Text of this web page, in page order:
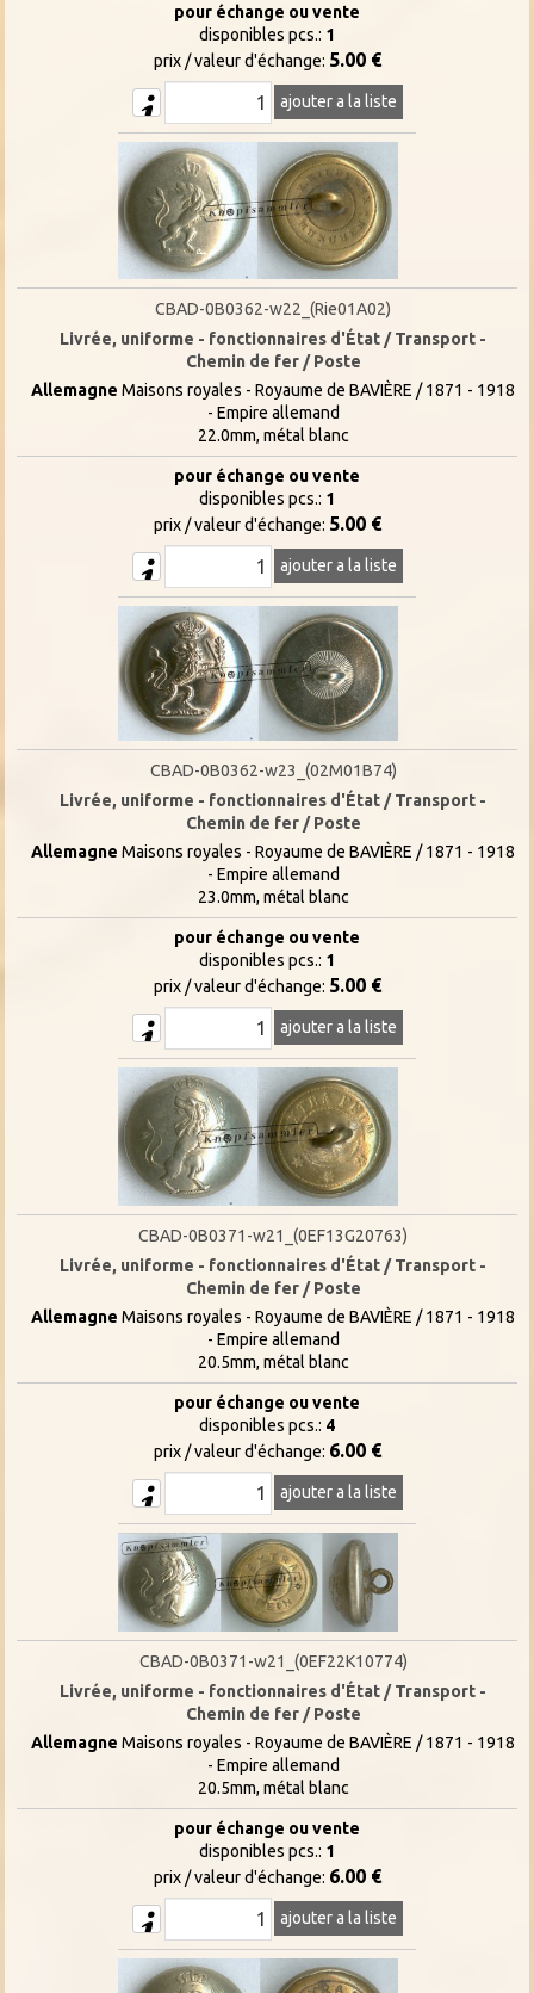
pour échange ou vente
disponibles pcs.: 1
prix / valeur d'échange: 5.00 €
ajouter a la liste
CBAD-0B0362-w22_(Rie01A02)
Livrée, uniforme - fonctionnaires d'État / Transport -
Chemin de fer / Poste
Allemagne Maisons royales - Royaume de BAVIÈRE / 1871 - 1918
- Empire allemand
22.0mm, métal blanc
pour échange ou vente
disponibles pcs.: 1
prix / valeur d'échange: 5.00 €
ajouter a la liste
CBAD-0B0362-w23_(02M01B74)
Livrée, uniforme - fonctionnaires d'État / Transport -
Chemin de fer / Poste
Allemagne Maisons royales - Royaume de BAVIÈRE / 1871 - 1918
- Empire allemand
23.0mm, métal blanc
pour échange ou vente
disponibles pcs.: 1
prix / valeur d'échange: 5.00 €
ajouter a la liste
CBAD-0B0371-w21_(0EF13G20763)
Livrée, uniforme - fonctionnaires d'État / Transport -
Chemin de fer / Poste
Allemagne Maisons royales - Royaume de BAVIÈRE / 1871 - 1918
- Empire allemand
20.5mm, métal blanc
pour échange ou vente
disponibles pcs.: 4
prix / valeur d'échange: 6.00 €
ajouter a la liste
CBAD-0B0371-w21_(0EF22K10774)
Livrée, uniforme - fonctionnaires d'État / Transport -
Chemin de fer / Poste
Allemagne Maisons royales - Royaume de BAVIÈRE / 1871 - 1918
- Empire allemand
20.5mm, métal blanc
pour échange ou vente
disponibles pcs.: 1
prix / valeur d'échange: 6.00 €
ajouter a la liste